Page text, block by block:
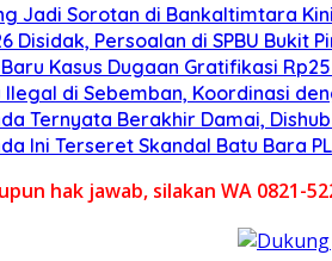
Jadi Sorotan di Bankaltimtara
Disidak, Persoalan di SPBU Bukit
Kasus Dugaan Gratifikasi
di Sebemban, Koordinasi
Ternyata Berakhir Damai,
Ini Terseret Skandal Batu Bara
hak jawab, silakan WA 0821-